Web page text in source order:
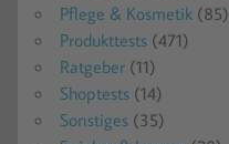
Pflege & Kosmetik (85)
Produkttests (471)
Ratgeber (11)
Shoptests (14)
Sonstiges (35)